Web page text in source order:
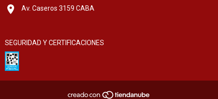
Av. Caseros 3159 CABA
SEGURIDAD Y CERTIFICACIONES